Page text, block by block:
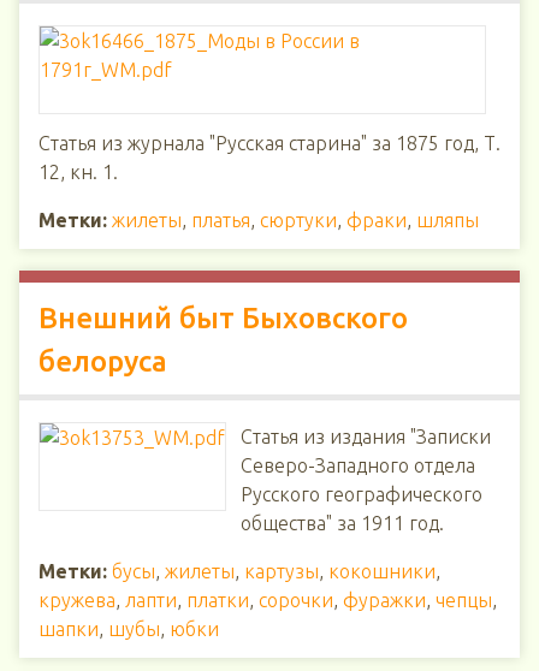
Статья из журнала "Русская старина" за 1875 год, Т.
12, кн. 1.
Метки: жилеты, платья, сюртуки, фраки, шляпы
Внешний быт Быховского
белоруса
Статья из издания "Записки
Северо-Западного отдела
Русского географического
общества" за 1911 год.
Метки: бусы, жилеты, картузы, кокошники,
кружева, лапти, платки, сорочки, фуражки, чепцы,
шапки, шубы, юбки